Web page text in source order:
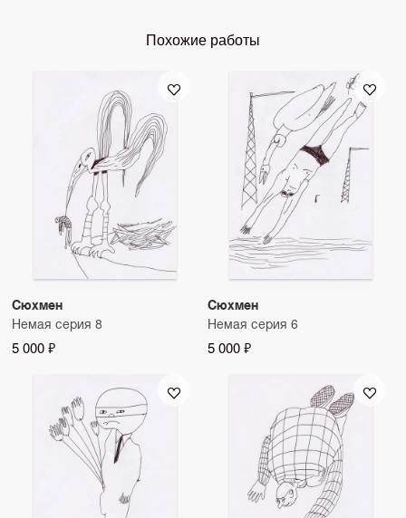
Похожие работы
Сюхмен
Немая серия 8
5 000 ₽
Сюхмен
Немая серия 6
5 000 ₽